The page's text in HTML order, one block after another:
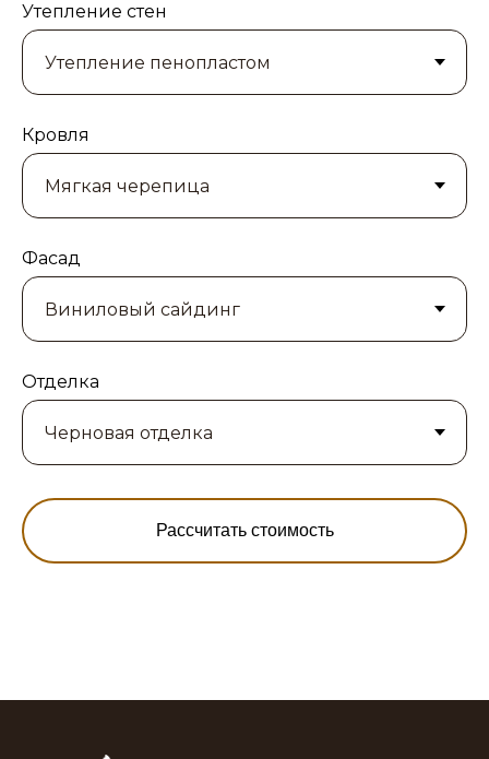
Утепление стен
Кровля
Фасад
Отделка
Рассчитать стоимость